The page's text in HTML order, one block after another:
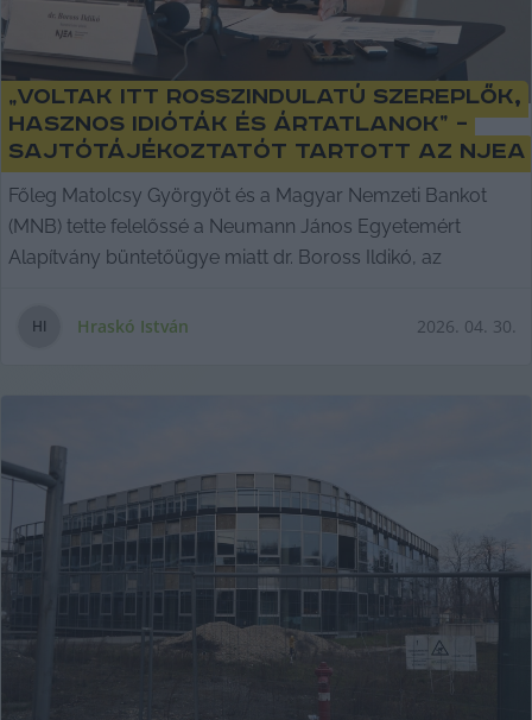
„Voltak itt rosszindulatú szereplők,
hasznos idióták és ártatlanok” –
sajtótájékoztatót tartott az NJEA
Főleg Matolcsy Györgyöt és a Magyar Nemzeti Bankot
(MNB) tette felelőssé a Neumann János Egyetemért
Alapítvány büntetőügye miatt dr. Boross Ildikó, az
HI Hraskó István 2026. 04. 30.